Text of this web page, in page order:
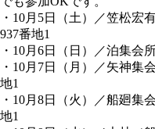
・10月5日（土）／笠松宏
937番地1
・10月6日（日）／泊集会
・10月7日（月）／矢神集
地1
・10月8日（火）／船廻集
地1